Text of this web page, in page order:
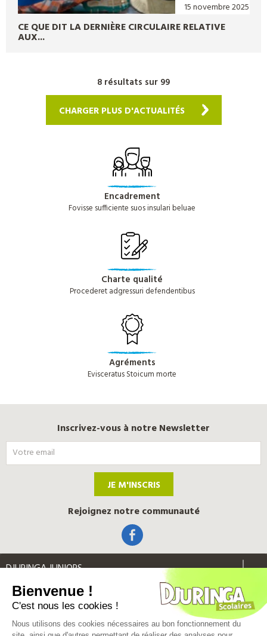
15 novembre 2025
CE QUE DIT LA DERNIÈRE CIRCULAIRE RELATIVE
AUX...
8 résultats sur 99
CHARGER PLUS D'ACTUALITÉS
Encadrement
Fovisse sufficiente suos insulari beluae
Charte qualité
Procederet adgressuri defendentibus
Agréments
Evisceratus Stoicum morte
Inscrivez-vous à notre Newsletter
JE M'INSCRIS
Rejoignez notre communauté
DJURINGA JUNIORS
INFORMATIONS LEGALES
Bienvenue !
C'est nous les cookies !
Nous utilisons des cookies nécessaires au bon fonctionnement du